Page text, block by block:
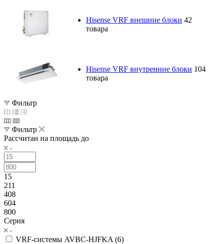
Hisense VRF внешние блоки 42
товара
Hisense VRF внутренние блоки 104
товара
Фильтр
Фильтр
Рассчитан на площадь до
15
211
408
604
800
Серия
VRF-системы AVBC-HJFKA (6)